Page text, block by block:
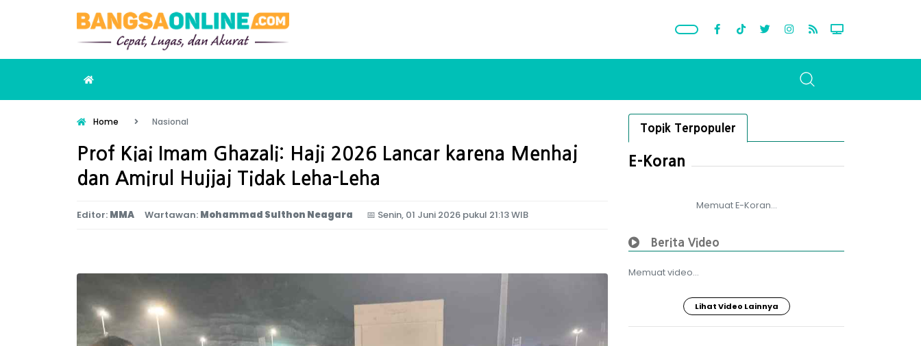
Home Nasional
Prof Kiai Imam Ghazali: Haji 2026 Lancar karena Menhaj
dan Amirul Hujjaj Tidak Leha-Leha
Editor: MMA Wartawan: Mohammad Sulthon Neagara 📅 Senin, 01 Juni 2026 pukul 21:13 WIB
Topik Terpopuler
E-Koran
Memuat E-Koran...
Berita Video
Memuat video...
Lihat Video Lainnya